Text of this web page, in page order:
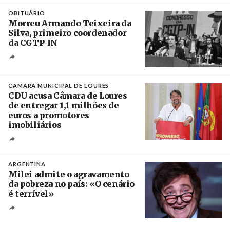
OBITUÁRIO
Morreu Armando Teixeira da
Silva, primeiro coordenador
da CGTP-IN
CÂMARA MUNICIPAL DE LOURES
CDU acusa Câmara de Loures
de entregar 1,1 milhões de
euros a promotores
imobiliários
ARGENTINA
Milei admite o agravamento
da pobreza no país: «O cenário
é terrível»